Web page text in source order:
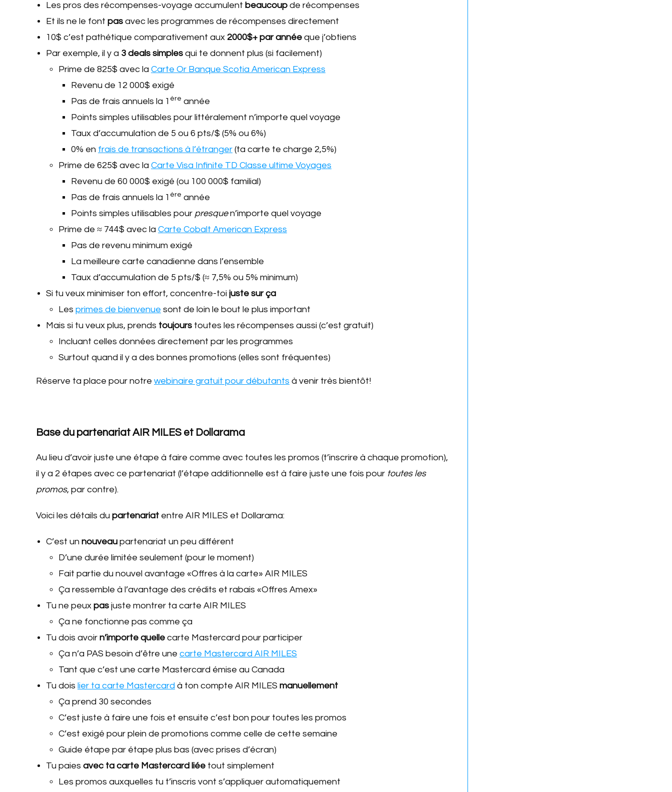
Les pros des récompenses-voyage accumulent beaucoup de récompenses
Et ils ne le font pas avec les programmes de récompenses directement
10$ c’est pathétique comparativement aux 2000$+ par année que j’obtiens
Par exemple, il y a 3 deals simples qui te donnent plus (si facilement)
Prime de 825$ avec la Carte Or Banque Scotia American Express
Revenu de 12 000$ exigé
Pas de frais annuels la 1 ère année
Points simples utilisables pour littéralement n’importe quel voyage
Taux d’accumulation de 5 ou 6 pts/$ (5% ou 6%)
0% en frais de transactions à l’étranger (ta carte te charge 2,5%)
Prime de 625$ avec la Carte Visa Infinite TD Classe ultime Voyages
Revenu de 60 000$ exigé (ou 100 000$ familial)
Pas de frais annuels la 1 ère année
Points simples utilisables pour presquen’importe quel voyage
Prime de ≈ 744$ avec la Carte Cobalt American Express
Pas de revenu minimum exigé
La meilleure carte canadienne dans l’ensemble
Taux d’accumulation de 5 pts/$ (≈ 7,5% ou 5% minimum)
Si tu veux minimiser ton effort, concentre-toi juste sur ça
Les primes de bienvenue sont de loin le bout le plus important
Mais si tu veux plus, prends toujours toutes les récompenses aussi (c’est gratuit)
Incluant celles données directement par les programmes
Surtout quand il y a des bonnes promotions (elles sont fréquentes)
Réserve ta place pour notre webinaire gratuit pour débutants à venir très bientôt!
Base du partenariat AIR MILES et Dollarama
Au lieu d’avoir juste une étape à faire comme avec toutes les promos (t’inscrire à chaque promotion),
il y a 2 étapes avec ce partenariat (l’étape additionnelle est à faire juste une fois pour toutes les
promos, par contre).
Voici les détails du partenariat entre AIR MILES et Dollarama:
C’est un nouveau partenariat un peu différent
D’une durée limitée seulement (pour le moment)
Fait partie du nouvel avantage «Offres à la carte» AIR MILES
Ça ressemble à l’avantage des crédits et rabais «Offres Amex»
Tu ne peux pas juste montrer ta carte AIR MILES
Ça ne fonctionne pas comme ça
Tu dois avoir n’importe quelle carte Mastercard pour participer
Ça n’a PAS besoin d’être une carte Mastercard AIR MILES
Tant que c’est une carte Mastercard émise au Canada
Tu dois lier ta carte Mastercard à ton compte AIR MILES manuellement
Ça prend 30 secondes
C’est juste à faire une fois et ensuite c’est bon pour toutes les promos
C’est exigé pour plein de promotions comme celle de cette semaine
Guide étape par étape plus bas (avec prises d’écran)
Tu paies avec ta carte Mastercard liée tout simplement
Les promos auxquelles tu t’inscris vont s’appliquer automatiquement